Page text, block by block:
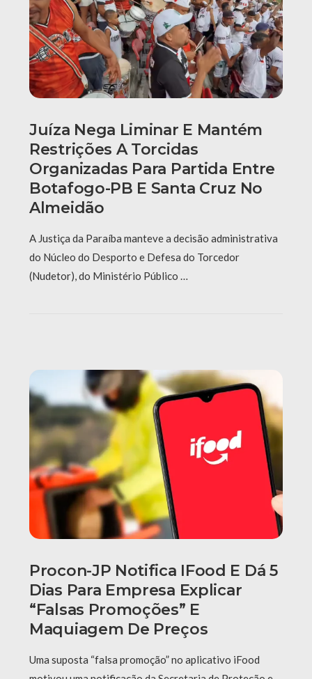
Juíza Nega Liminar E Mantém
Restrições A Torcidas
Organizadas Para Partida Entre
Botafogo-PB E Santa Cruz No
Almeidão
A Justiça da Paraíba manteve a decisão administrativa
do Núcleo do Desporto e Defesa do Torcedor
(Nudetor), do Ministério Público …
Procon-JP Notifica IFood E Dá 5
Dias Para Empresa Explicar
“falsas Promoções” E
Maquiagem De Preços
Uma suposta “falsa promoção” no aplicativo iFood